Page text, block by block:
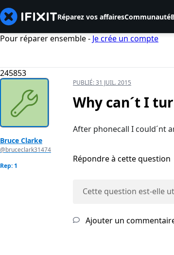
Réparez vos affairesCommunauté
Pour réparer ensemble - Je crée un compte
245853
Bruce Clarke
@bruceclark31474
Rep: 1
PUBLIÉ:31 JUIL. 2015
Why can´t I
After phonecall I could´nt
Répondre à cette question
Cette question est-elle
Ajouter un